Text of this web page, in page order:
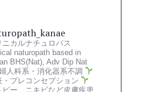
ニカルナチュロパス
naturopath based in
BHS(Nat), Adv Dip Nat
人科系・消化器系不調
・プレコンセプション
ピー、ニキビなど皮膚疾患